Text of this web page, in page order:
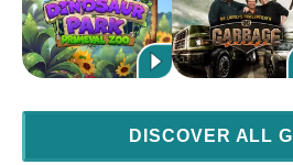
DISCOVER ALL